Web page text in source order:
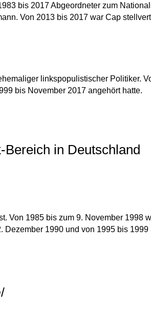
bis 2017 Abgeordneter zum
Von 2013 bis 2017 war Cap
linkspopulistischer Politiker.
bis November 2017 angehört hatte.
in Deutschland
Von 1985 bis zum 9. November 1998
1990 und von 1995 bis 1999